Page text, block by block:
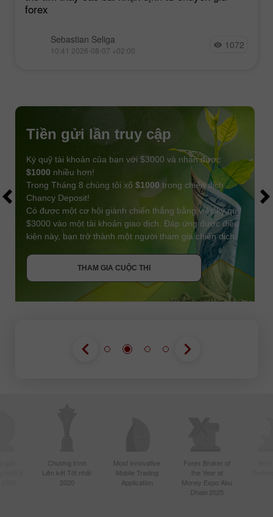
forex
Sebastian Seliga
10:41 2026-08-07 +02:00 1072
THAM GIA CUỘC THI
Tiền gửi lần truy cập
Ký quỹ tài khoản của bạn với $3000 và nhận được
$1000 nhiều hơn!
Trong Tháng 8 chúng tôi xổ $1000 trong chiến dịch
Chancy Deposit!
Có được một cơ hội giành chiến thắng bằng việc ký quỹ
$3000 vào một tài khoản giao dịch. Đáp ứng được điều
kiện này, bạn trở thành một người tham gia chiến dịch.
THAM GIA CUỘC THI
NHẬN THƯỞNG
Chương trình
Liên kết Tốt nhất
2020
Most Innovative
Mobile Trading
Application
Forex Broker of
the Year at
Money Expo Abu
Dhabi 2025